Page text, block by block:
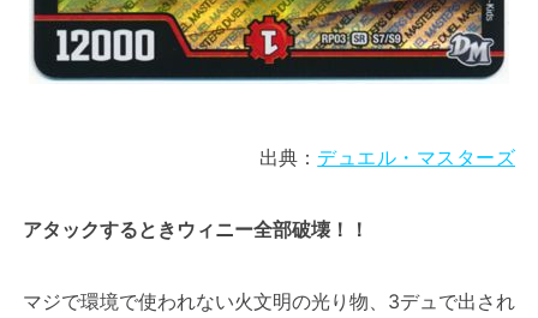
出典： デュエル・マスターズ
アタックするときウィニー全部破壊！！
マジで環境で使われない火文明の光り物、3デュで出され